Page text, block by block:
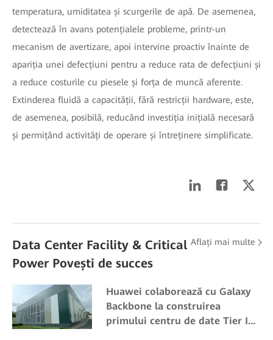
temperatura, umiditatea și scurgerile de apă. De asemenea,
detectează în avans potențialele probleme, printr-un
mecanism de avertizare, apoi intervine proactiv înainte de
apariția unei defecțiuni pentru a reduce rata de defecțiuni și
a reduce costurile cu piesele și forța de muncă aferente.
Extinderea fluidă a capacității, fără restricții hardware, este,
de asemenea, posibilă, reducând investiția inițială necesară
și permițând activități de operare și întreținere simplificate.
Data Center Facility & Critical
Power Povești de succes
Aflați mai multe
Huawei colaborează cu Galaxy
Backbone la construirea
primului centru de date Tier IV